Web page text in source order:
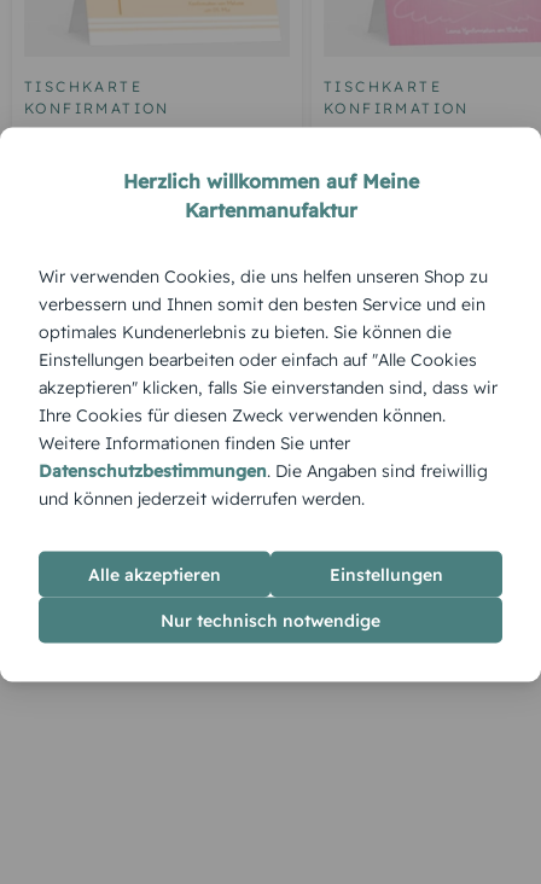
TISCHKARTE
KONFIRMATION
TISCHKARTE
KONFIRMATION
Tischkarte
Angel Wings
ÜBERBLICK:
Produktbeschreibung
Die Tischkarte „Angel“ bringt mit ihrem zarten Engelsmotiv
eine liebevolle Note in die Tischdekoration. Namen und
Farben kannst du im Designer individuell anpassen.
Herzlich willkommen auf Meine
Kartenmanufaktur
Wir verwenden Cookies, die uns helfen unseren Shop zu
verbessern und Ihnen somit den besten Service und ein
optimales Kundenerlebnis zu bieten. Sie können die
Einstellungen bearbeiten oder einfach auf "Alle Cookies
akzeptieren" klicken, falls Sie einverstanden sind, dass wir
Ihre Cookies für diesen Zweck verwenden können.
Weitere Informationen finden Sie unter
Datenschutzbestimmungen. Die Angaben sind freiwillig
und können jederzeit widerrufen werden.
Alle akzeptieren Einstellungen
Nur technisch notwendige